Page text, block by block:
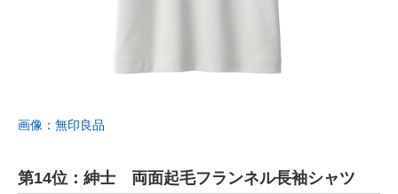
画像：無印良品
第14位：紳士 両面起毛フランネル長袖シャツ